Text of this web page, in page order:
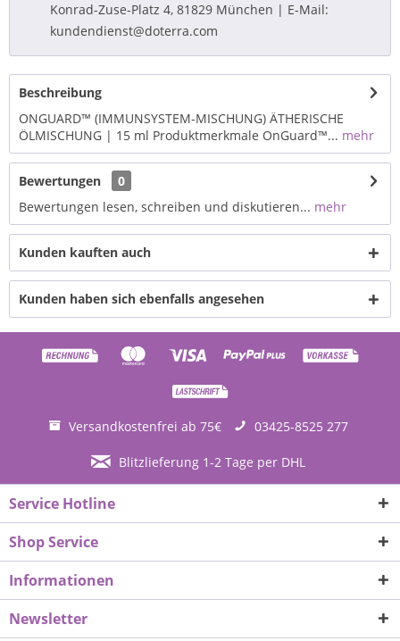
Konrad-Zuse-Platz 4, 81829 München | E-Mail:
kundendienst@doterra.com
Beschreibung
ONGUARD™ (IMMUNSYSTEM-MISCHUNG) ÄTHERISCHE
ÖLMISCHUNG | 15 ml Produktmerkmale OnGuard™... mehr
Bewertungen
0
Bewertungen lesen, schreiben und diskutieren... mehr
Kunden kauften auch
Kunden haben sich ebenfalls angesehen
Versandkostenfrei ab 75€ 03425-8525 277
Blitzlieferung 1-2 Tage per DHL
Service Hotline
Shop Service
Informationen
Newsletter